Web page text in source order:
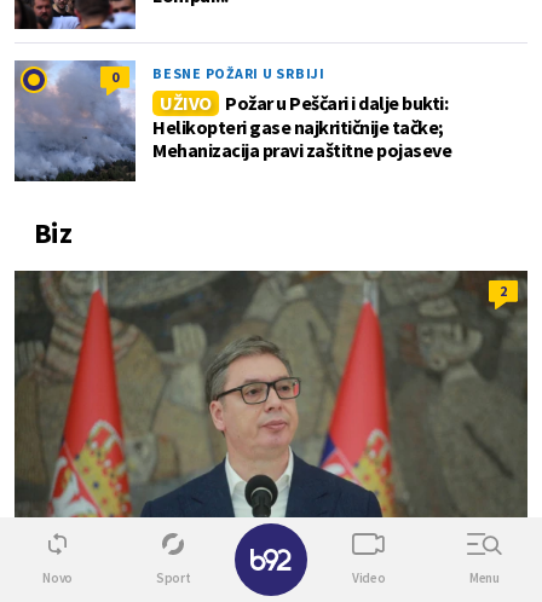
0 BESNE POŽARI U SRBIJI
UŽIVO
Požar u Peščari i dalje bukti:
Helikopteri gase najkritičnije tačke;
Mehanizacija pravi zaštitne pojaseve
Biz
2
Novo Sport Video Menu
✕